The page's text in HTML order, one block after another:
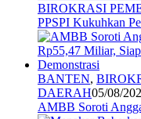
BIROKRASI
PPSPI Kukuhkan
BANTEN,
DAERAH05/08/
AMBB Soroti